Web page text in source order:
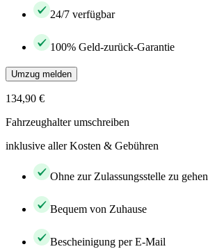
24/7 verfügbar
100% Geld-zurück-Garantie
Umzug melden
134,90 €
Fahrzeughalter umschreiben
inklusive aller Kosten & Gebühren
Ohne zur Zulassungsstelle zu gehen
Bequem von Zuhause
Bescheinigung per E-Mail